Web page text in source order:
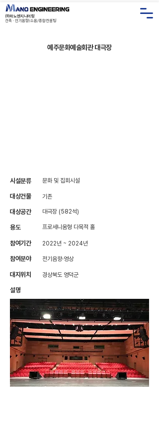
㈜마노엔지니어링
건축 · 전기음향/소음/종합컨설 팅
예주문화예술회관 대극장
시설분류 문화 및 집회시설
대상건물 기존
대상공간 대극장 (582석)
용도 프로세니움형 다목적 홀
참여기간 2022년 ~ 2024년
참여분야 전기음향·영상
대지위치 경상북도 영덕군
설명